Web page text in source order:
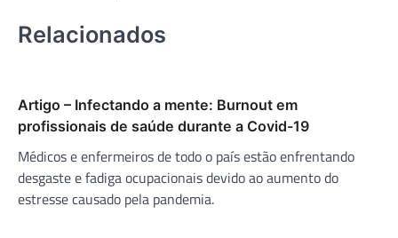
Relacionados
Artigo – Infectando a mente: Burnout em
profissionais de saúde durante a Covid-19
Médicos e enfermeiros de todo o país estão enfrentando
desgaste e fadiga ocupacionais devido ao aumento do
estresse causado pela pandemia.